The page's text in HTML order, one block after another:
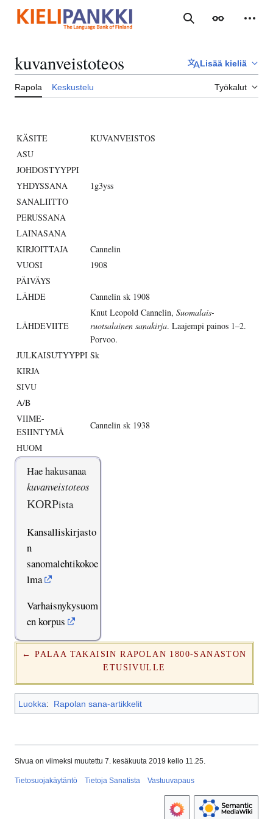
sisältöön
Haku Ulkoasu
kuvanveistoteos Lisää kieliä
Rapola Keskustelu Työkalut
KÄSITE
KUVANVEISTOS
ASU
JOHDOSTYYPPI
YHDYSSANA
1g3yss
SANALIITTO
PERUSSANA
LAINASANA
KIRJOITTAJA
Cannelin
VUOSI
1908
PÄIVÄYS
LÄHDE
Cannelin sk 1908
LÄHDEVIITE
Knut Leopold Cannelin, Suomalais-
ruotsalainen sanakirja. Laajempi painos 1–2.
Porvoo.
JULKAISUTYYPPI Sk
KIRJA
SIVU
A/B
VIIME-
ESIINTYMÄ
Cannelin sk 1938
HUOM
Hae hakusanaa
kuvanveistoteos
KORPista
Kansalliskirjasto
n
sanomalehtikokoe
lma
Varhaisnykysuom
en korpus
← PALAA TAKAISIN RAPOLAN 1800-SANASTON
ETUSIVULLE
Luokka: Rapolan sana-artikkelit
Sivua on viimeksi muutettu 7. kesäkuuta 2019 kello 11.25.
Tietosuojakäytäntö Tietoja Sanatista Vastuuvapaus